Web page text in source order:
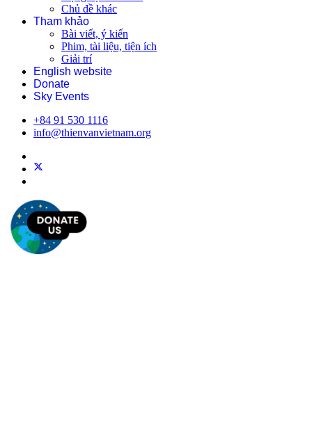
Chủ đề khác
Tham khảo
Bài viết, ý kiến
Phim, tài liệu, tiện ích
Giải trí
English website
Donate
Sky Events
+84 91 530 1116
info@thienvanvietnam.org